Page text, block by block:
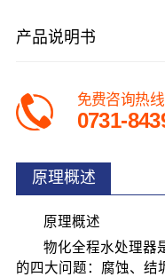
产品说明书
免费咨询热线
0731-
原理概述
原理概述
物化全程水处理器
的四大问题：腐蚀、结